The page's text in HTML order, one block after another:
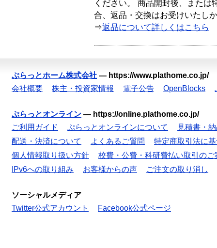
ください。 商品開封後、または
合、返品・交換はお受けいたし
⇒返品について詳しくはこちら
ぷらっとホーム株式会社 — https://www.plathome.co.jp/
会社概要
株主・投資家情報 電子公告 OpenBlocks
ぷらっとオンライン — https://online.plathome.co.jp/
ご利用ガイド
ぷらっとオンラインについて
見積書・
配送・決済について
よくあるご質問
特定商取引法に
個人情報取り扱い方針
校費・公費・科研費払い取引のご
IPv6への取り組み
お客様からの声 ご注文の取り消し
ソーシャルメディア
Twitter公式アカウント
Facebook公式ページ